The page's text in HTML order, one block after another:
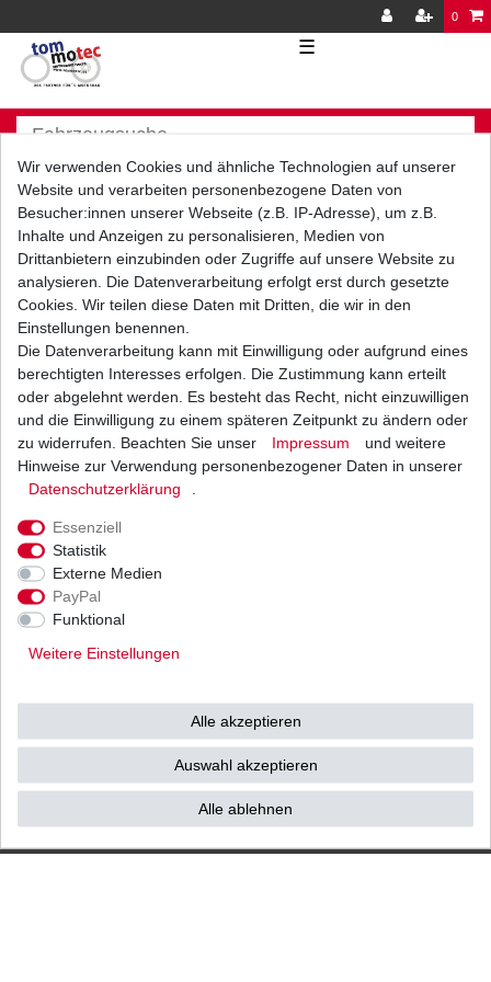
0
☰
Versand
Ab einem Warenwert von
500 Euro versenden wir
die Ware kostenlos zu
Bezahlarten
Vorkasse
Barzahlung bei Abholung in
53783 Eitorf (
Bitte
unbedingt Termin
Impressum
Wir verwenden Cookies und ähnliche Technologien auf unserer
Website und verarbeiten personenbezogene Daten von
Besucher:innen unserer Webseite (z.B. IP-Adresse), um z.B.
Inhalte und Anzeigen zu personalisieren, Medien von
Drittanbietern einzubinden oder Zugriffe auf unsere Website zu
analysieren. Die Datenverarbeitung erfolgt erst durch gesetzte
Cookies. Wir teilen diese Daten mit Dritten, die wir in den
Einstellungen benennen.
Die Datenverarbeitung kann mit Einwilligung oder aufgrund eines
berechtigten Interesses erfolgen. Die Zustimmung kann erteilt
oder abgelehnt werden. Es besteht das Recht, nicht einzuwilligen
und die Einwilligung zu einem späteren Zeitpunkt zu ändern oder
zu widerrufen. Beachten Sie unser
Impressum
und weitere
Hinweise zur Verwendung personenbezogener Daten in unserer
Daten­schutz­erklärung
Essenziell
Statistik
Externe Medien
PayPal
Funktional
Weitere Einstellungen
Alle akzeptieren
Auswahl akzeptieren
Alle ablehnen